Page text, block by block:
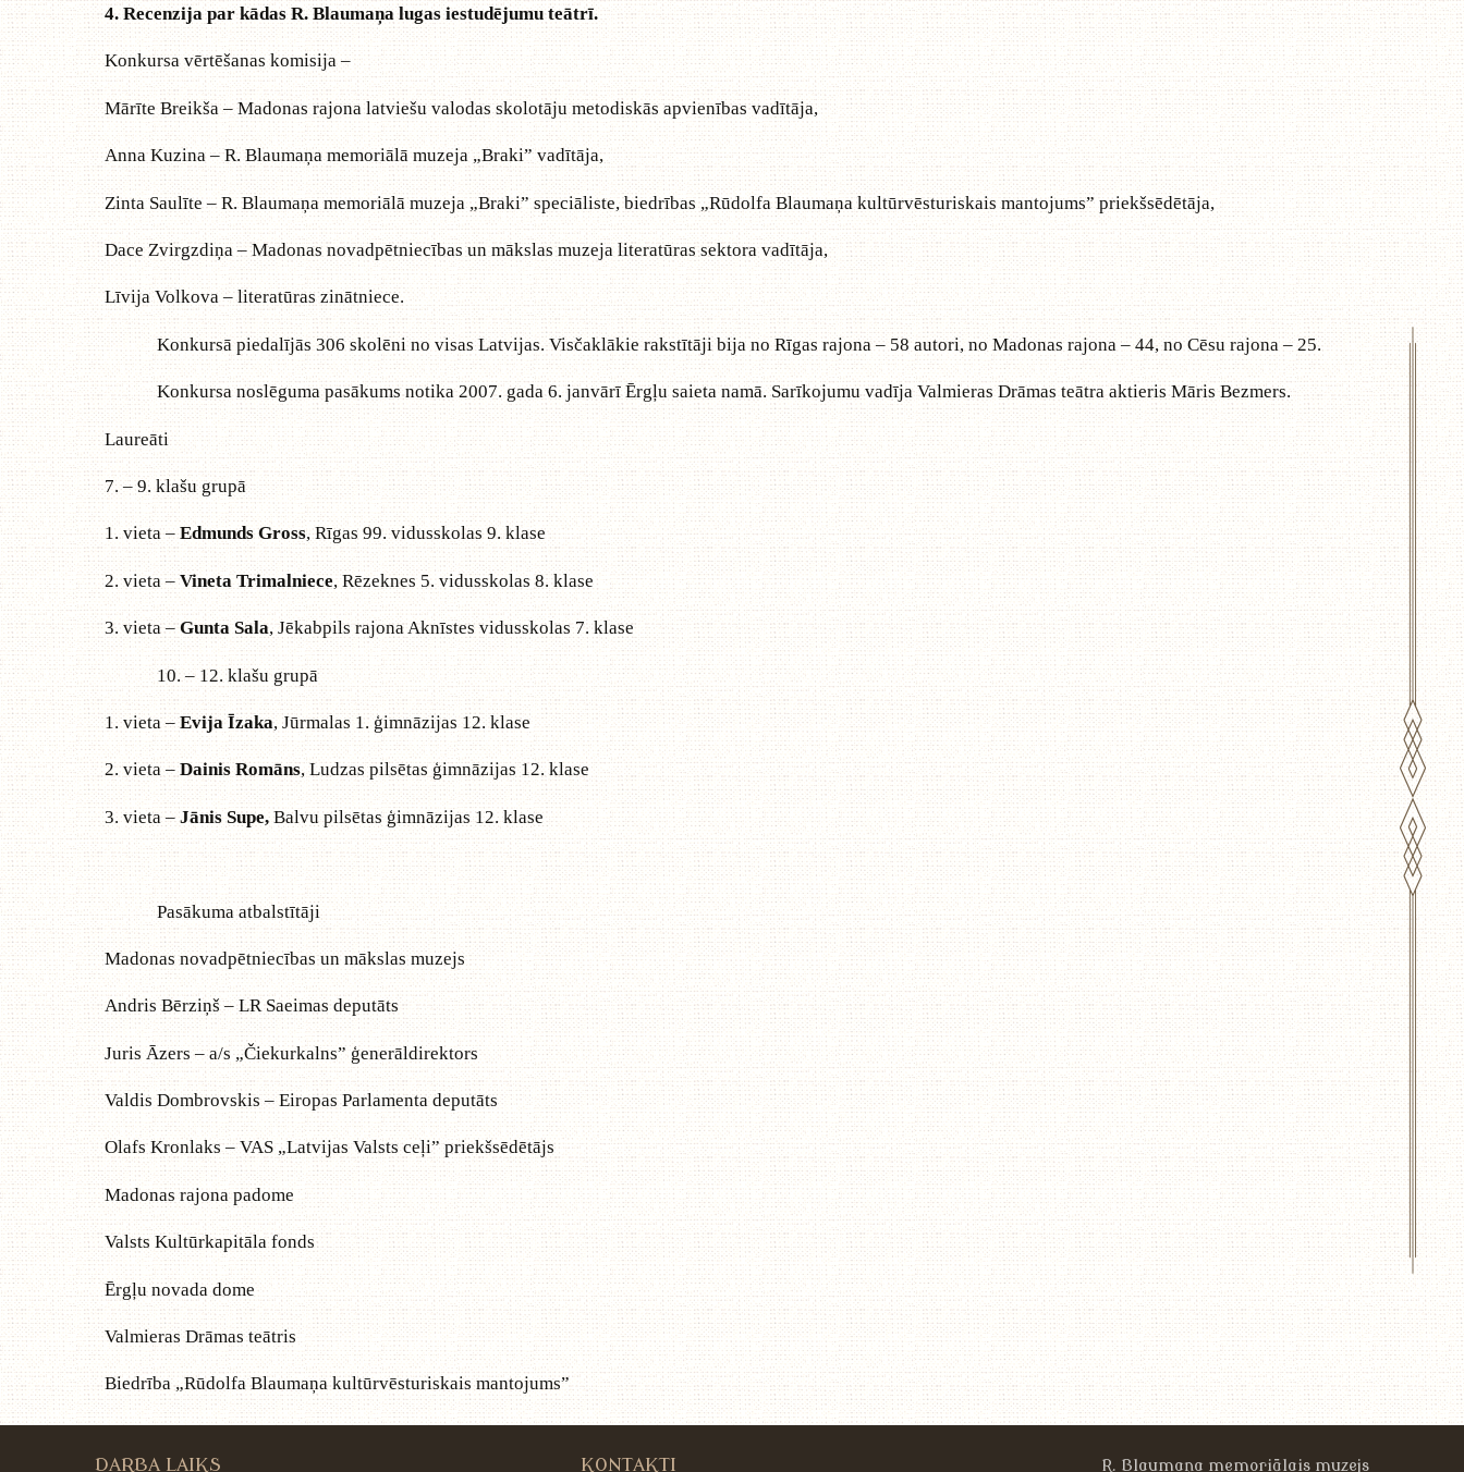
4. Recenzija par kādas R. Blaumaņa lugas iestudējumu teātrī.
Konkursa vērtēšanas komisija –
Mārīte Breikša – Madonas rajona latviešu valodas skolotāju metodiskās apvienības vadītāja,
Anna Kuzina – R. Blaumaņa memoriālā muzeja „Braki” vadītāja,
Zinta Saulīte – R. Blaumaņa memoriālā muzeja „Braki” speciāliste, biedrības „Rūdolfa Blaumaņa kultūrvēsturiskais mantojums” priekšsēdētāja,
Dace Zvirgzdiņa – Madonas novadpētniecības un mākslas muzeja literatūras sektora vadītāja,
Līvija Volkova – literatūras zinātniece.
Konkursā piedalījās 306 skolēni no visas Latvijas. Visčaklākie rakstītāji bija no Rīgas rajona – 58 autori, no Madonas rajona – 44, no Cēsu rajona – 25.
Konkursa noslēguma pasākums notika 2007. gada 6. janvārī Ērgļu saieta namā. Sarīkojumu vadīja Valmieras Drāmas teātra aktieris Māris Bezmers.
Laureāti
7. – 9. klašu grupā
1. vieta –Edmunds Gross, Rīgas 99. vidusskolas 9. klase
2. vieta –Vineta Trimalniece, Rēzeknes 5. vidusskolas 8. klase
3. vieta –Gunta Sala, Jēkabpils rajona Aknīstes vidusskolas 7. klase
10. – 12. klašu grupā
1. vieta –Evija Īzaka, Jūrmalas 1. ģimnāzijas 12. klase
2. vieta –Dainis Romāns, Ludzas pilsētas ģimnāzijas 12. klase
3. vieta –Jānis Supe,Balvu pilsētas ģimnāzijas 12. klase
Pasākuma atbalstītāji
Madonas novadpētniecības un mākslas muzejs
Andris Bērziņš – LR Saeimas deputāts
Juris Āzers – a/s „Čiekurkalns” ģenerāldirektors
Valdis Dombrovskis – Eiropas Parlamenta deputāts
Olafs Kronlaks – VAS „Latvijas Valsts ceļi” priekšsēdētājs
Madonas rajona padome
Valsts Kultūrkapitāla fonds
Ērgļu novada dome
Valmieras Drāmas teātris
Biedrība „Rūdolfa Blaumaņa kultūrvēsturiskais mantojums”
DARBA LAIKS KONTAKTI R. Blaumaņa memoriālais muzejs